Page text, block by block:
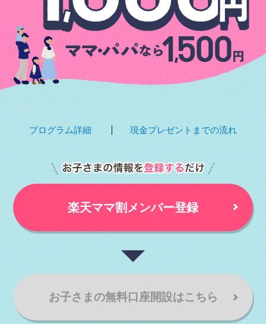
プログラム詳細 現金プレゼントまでの流れ
楽天ママ割メンバー登録
お子さまの無料口座開設はこちら